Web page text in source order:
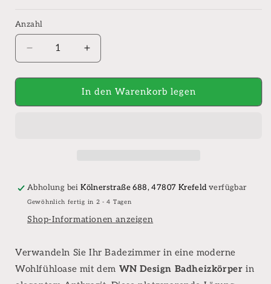
Anzahl
Anzahl
Verringere
die
Menge
WN
Anthrazit
Erhöhe
die
Menge
für
WN
Anthrazit
In den Warenkorb legen
Abholung beiKölnerstraße 688, 47807 Krefeldverfügbar
Gewöhnlich fertig in 2 - 4 Tagen
Shop-Informationen anzeigen
Verwandeln Sie Ihr Badezimmer in eine moderne
Wohlfühloase mit dem WN Design Badheizkörper in